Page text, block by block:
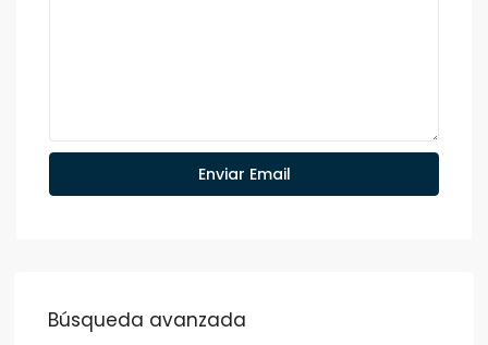
Búsqueda avanzada